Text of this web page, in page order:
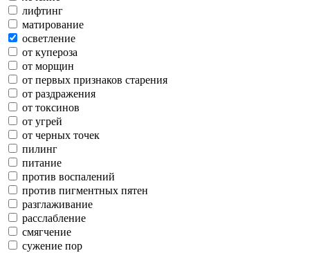
лифтинг
матирование
осветление
от купероза
от морщин
от первых признаков старения
от раздражения
от токсинов
от угрей
от черных точек
пилинг
питание
против воспалений
против пигментных пятен
разглаживание
расслабление
смягчение
сужение пор